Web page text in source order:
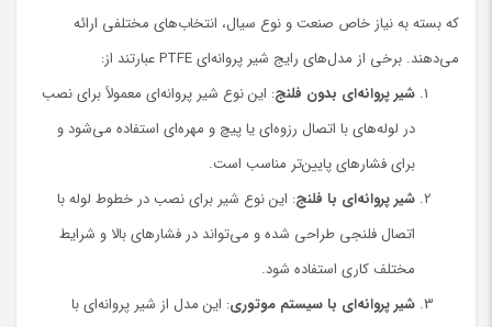
که بسته به نیاز خاص صنعت و نوع سیال، انتخاب‌های مختلفی ارائه
می‌دهند. برخی از مدل‌های رایج شیر پروانه‌ای PTFE عبارتند از:
شیر پروانه‌ای بدون فلنج: این نوع شیر پروانه‌ای معمولاً برای نصب
در لوله‌های با اتصال رزوه‌ای یا پیچ و مهره‌ای استفاده می‌شود و
برای فشارهای پایین‌تر مناسب است.
شیر پروانه‌ای با فلنج: این نوع شیر برای نصب در خطوط لوله با
اتصال فلنجی طراحی شده و می‌تواند در فشارهای بالا و شرایط
مختلف کاری استفاده شود.
شیر پروانه‌ای با سیستم موتوری: این مدل از شیر پروانه‌ای با